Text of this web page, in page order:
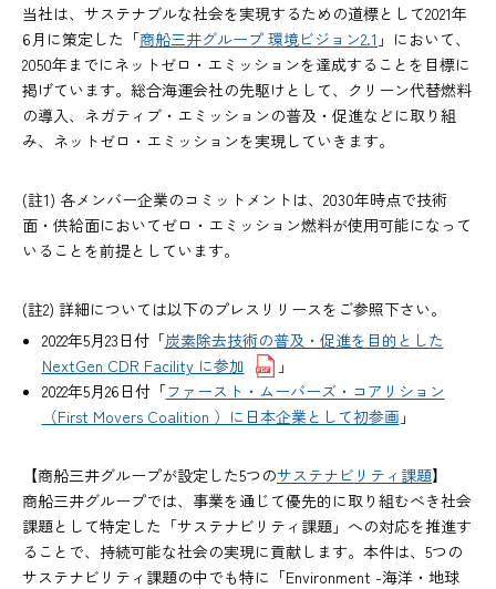
当社は、サステナブルな社会を実現するための道標として2021年
6月に策定した「商船三井グループ 環境ビジョン2.1 」において、
2050年までにネットゼロ・エミッションを達成することを目標に
掲げています。総合海運会社の先駆けとして、クリーン代替燃料
の導入、ネガティブ・エミッションの普及・促進などに取り組
み、ネットゼロ・エミッションを実現していきます。
(註1) 各メンバー企業のコミットメントは、2030年時点で技術
面・供給面においてゼロ・エミッション燃料が使用可能になって
いることを前提としています。
(註2) 詳細については以下のプレスリリースをご参照下さい。
2022年5月23日付「炭素除去技術の普及・促進を目的とした
NextGen CDR Facility に参加
」
2022年5月26日付「ファースト・ムーバーズ・コアリション
（First Movers Coalition ）に日本企業として初参画 」
【商船三井グループが設定した5つのサステナビリティ課題】
商船三井グループでは、事業を通じて優先的に取り組むべき社会
課題として特定した「サステナビリティ課題」への対応を推進す
ることで、持続可能な社会の実現に貢献します。本件は、5つの
サステナビリティ課題の中でも特に「Environment -海洋・地球